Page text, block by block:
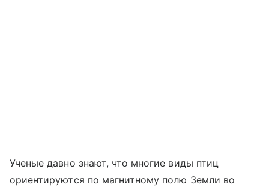
Ученые давно знают, что многие виды птиц
ориентируются по магнитному полю Земли во